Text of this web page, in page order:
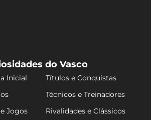
do Vasco
Inicial
Títulos e Conquistas
Técnicos e Treinadores
Jogos
Rivalidades e Clássicos